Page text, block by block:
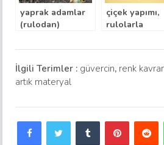
yaprak adamlar
(rulodan)
çiçek yapımı,
rulolarla
İlgili Terimler : güvercin, renk
artık materyal
FacebookTwitter Tumblr Pinterest